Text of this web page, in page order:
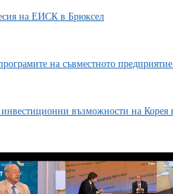
на ЕИСК в Брюксел
на съвместното
възможности на Корея